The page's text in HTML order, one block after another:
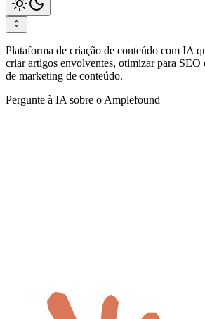
Plataforma de criação de conteúdo com IA
criar artigos envolventes, otimizar para SEO
de marketing de conteúdo.
Pergunte à IA sobre o Amplefound